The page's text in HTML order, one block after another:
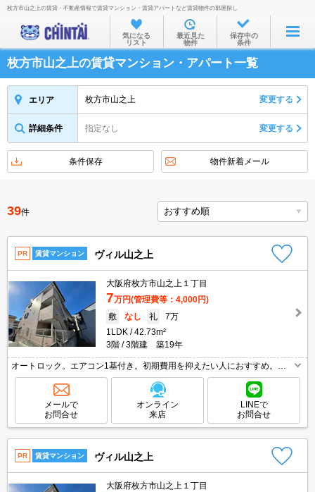
お部屋を探す
沿線・駅から
住所から
物件特集から
不動産会社から
TOP
枚方市山之上の賃貸・不動産情報で賃貸マンション・賃貸アパートなど賃貸物件の部屋探し
気になる
リスト
最近見た
物件
保存中の
条件
枚方市山之上の賃貸マンション・アパート一覧
エリア 枚方市山之上 変更する
詳細条件 指定なし 変更する
条件保存 物件新着メール
39件
PR 賃貸マンション ヴィル山之上
大阪府枚方市山之上１丁目
7万円(管理費等：4,000円)
敷
なし 礼
7万
1LDK
42.73m²
3階
3階建 築19年
オートロック。エアコン1基付き。初期費用を抑えたい人におすすめ。ペ
ット応相談。ペット飼育の場合、家賃3,000円増。実物を見てお確かめく
ださい。初期費用分割払い可（保険料除く）。
メールで
お問合せ
オンライン
来店
LINEで
お問合せ
PR 賃貸マンション ヴィル山之上
大阪府枚方市山之上１丁目